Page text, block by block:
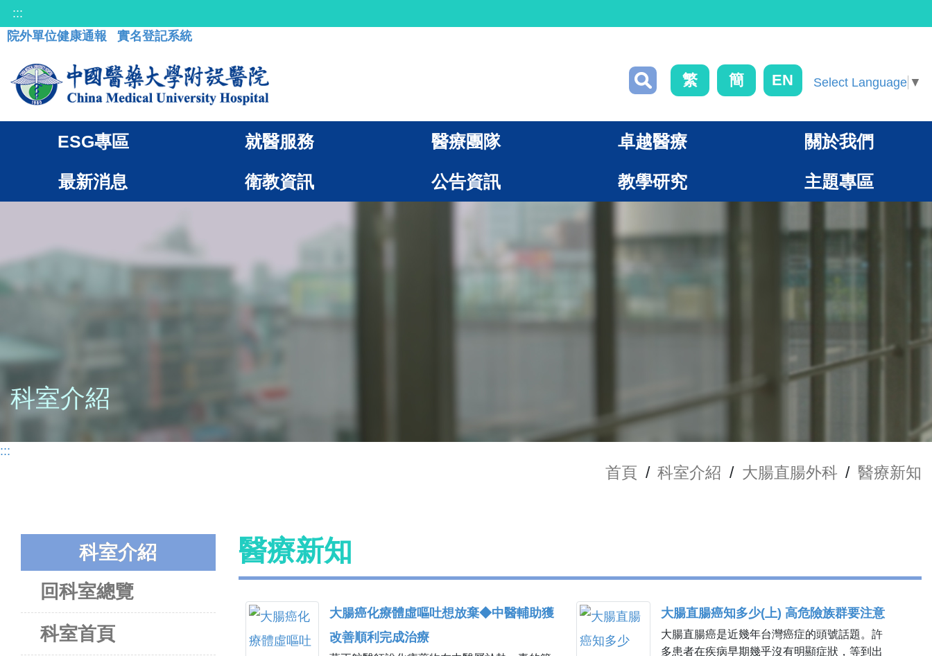
:::
院外單位健康通報
實名登記系統
繁 簡 EN Select Language ▼
ESG專區 就醫服務 醫療團隊 卓越醫療 關於我們
最新消息 衛教資訊 公告資訊 教學研究 主題專區
科室介紹
:::
首頁 / 科室介紹 / 大腸直腸外科 / 醫療新知
科室介紹
回科室總覽
科室首頁
醫療新知
大腸癌化療體虛嘔吐想放棄◆中醫輔助獲
改善順利完成治療
大腸直腸癌知多少(上) 高危險族群要注意
大腸直腸癌是近幾年台灣癌症的頭號話題。許
多患者在疾病早期幾乎沒有明顯症狀，等到出